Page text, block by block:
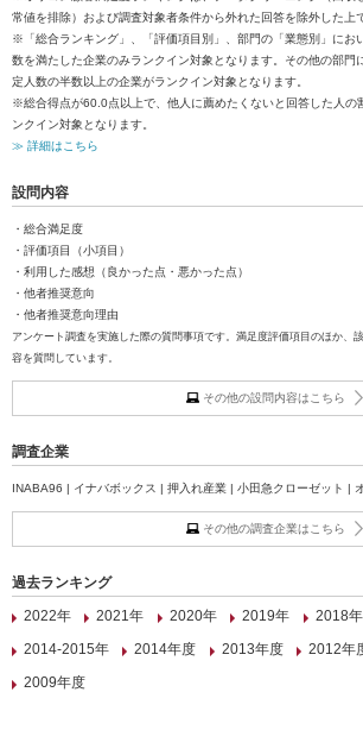
常値を排除）および調査対象者条件から外れた回答を除外した上
※「総合ランキング」、「評価項目別」、部門の「業態別」にお
数を満たした企業のみランクイン対象となります。その他の部門
定人数の半数以上の企業がランクイン対象となります。
※総合得点が60.0点以上で、他人に薦めたくないと回答した人の
ンクイン対象となります。
≫ 詳細はこちら
設問内容
・総合満足度
・評価項目（小項目）
・利用した感想（良かった点・悪かった点）
・他者推奨意向
・他者推奨意向理由
アンケート調査を実施した際の質問事項です。満足度評価項目のほか、
容を質問しています。
その他の設問内容はこちら
調査企業
INABA96 | イナバボックス | 押入れ産業 | 小田急クローゼット |
その他の調査企業はこちら
過去ランキング
2022年
2021年 2020年 2019年 2018年
2014-2015年
2014年度 2013年度 2012年
2009年度